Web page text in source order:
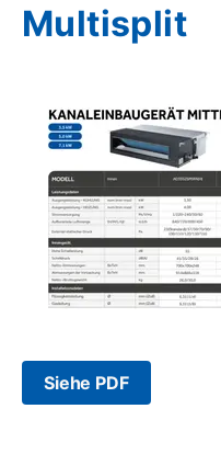
Multisplit
Siehe PDF